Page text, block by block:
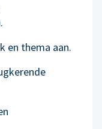
en thema aan.